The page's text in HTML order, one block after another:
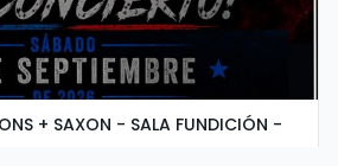
+ SAXON - SALA FUNDICIÓN -